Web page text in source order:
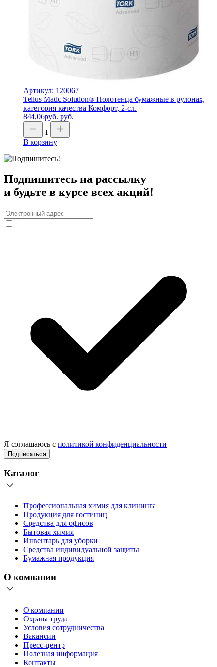
Артикул: 120067
Tellus Matic Solution® Полотенца бумажные в рулонах,
категория качества Комфорт, 2-сл.
844,06руб. руб.
1
В корзину
Подпишитесь на рассылку
и будьте в курсе всех акций!
Я соглашаюсь с политикой конфиденциальности
Подписаться
Каталог
Профессиональная химия для клининга
Продукция для гостиниц
Средства для офисов
Бытовая химия
Инвентарь для уборки
Средства индивидуальной защиты
Бумажная продукция
О компании
О компании
Охрана труда
Условия сотрудничества
Вакансии
Пресс-центр
Полезная информация
Контакты